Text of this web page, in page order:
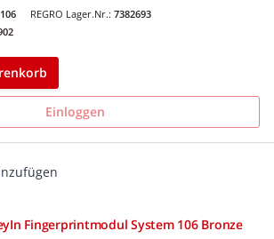
REGRO Lager.Nr.: 7382693
Einloggen
Fingerprintmodul System 106 Bronze